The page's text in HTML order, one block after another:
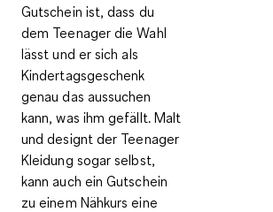
Gutschein ist, dass du
dem Teenager die Wahl
lässt und er sich als
Kindertagsgeschenk
genau das aussuchen
kann, was ihm gefällt. Malt
und designt der Teenager
Kleidung sogar selbst,
kann auch ein Gutschein
zu einem Nähkurs eine